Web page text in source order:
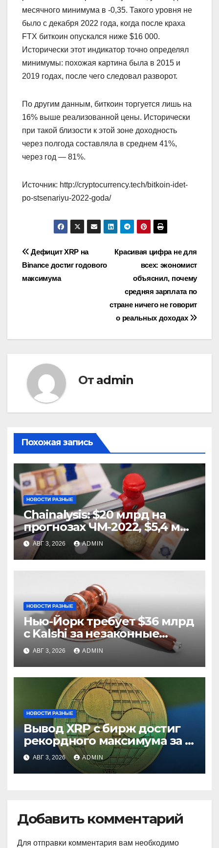
месячного минимума в -0,35. Такого уровня не
было с декабря 2022 года, когда после краха
FTX биткоин опускался ниже $16 000.
Исторически этот индикатор точно определял
минимумы: похожая картина была в 2015 и
2019 годах, после чего следовал разворот.
По другим данным, биткоин торгуется лишь на
16% выше реализованной цены. Исторически
при такой близости к этой зоне доходность
через полгода составляла в среднем 41%,
через год — 81%.
Источник: http://cryptocurrency.tech/bitkoin-idet-
po-stsenariyu-2022-goda/
Навигация
по
Красивая цифра не для
всех: экономист
объяснил, почему
средняя зарплата по
стране ничего не говорит
о реальных доходах
Дефицит XRP на
Binance достиг годового
максимума
От admin
Похожая запись
НОВОСТИ РАЗНЫЕ
Chainalysis: $20 млрд на
прогнозах ЧМ-2022, $5,4 млн
из них незаконные
АВГ 3, 2026 ADMIN
НОВОСТИ РАЗНЫЕ
Нью-Йорк требует $36 млрд
с Kalshi за незаконные
ставки
АВГ 3, 2026 ADMIN
НОВОСТИ РАЗНЫЕ
Вывод XRP с бирж достиг
рекордного максимума за 5
летАВГ 3, 2026 ADMIN
Добавить комментарий
Для отправки комментария вам необходимо